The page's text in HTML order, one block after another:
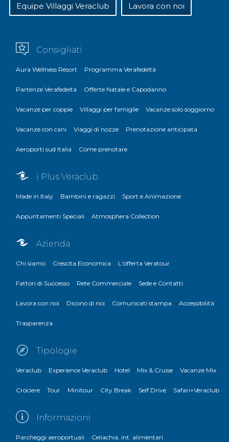
Equipe Villaggi Veraclub Lavora con noi
Consigliati
Aura Wellness Resort Programma Verafedeltà
Partenze Verafedeltà Offerte Natale e Capodanno
Vacanze per coppie Villaggi per famiglie Vacanze solo soggiorno
Vacanze con cani Viaggi di nozze Prenotazione anticipata
Aeroporti sud Italia Come prenotare
i Plus Veraclub
Made in Italy Bambini e ragazzi Sport e Animazione
Appuntamenti Speciali Atmosphera Collection
Azienda
Chi siamo Crescita Economica L'offerta Veratour
Fattori di Successo Rete Commerciale Sede e Contatti
Lavora con noi Dicono di noi Comunicati stampa Accessibilità
Trasparenza
Tipologie
Veraclub Experience Veraclub Hotel Mix & Cruise Vacanze Mix
Crociere Tour Minitour City Break Self Drive Safari+Veraclub
Informazioni
Parcheggi aeroportuali Celiachia, int. alimentari